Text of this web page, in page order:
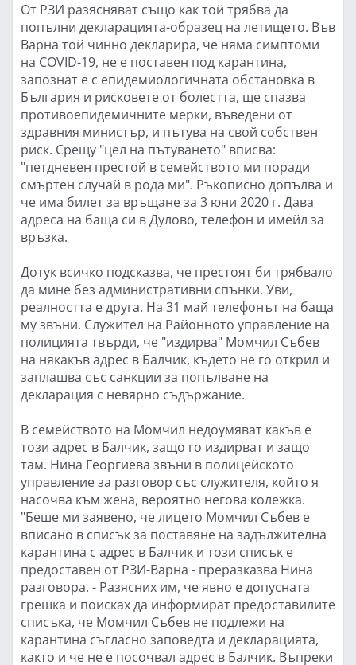
От РЗИ разясняват също как той трябва да
попълни декларацията-образец на летището. Във
Варна той чинно декларира, че няма симптоми
на COVID-19, не е поставен под карантина,
запознат е с епидемиологичната обстановка в
България и рисковете от болестта, ще спазва
противоепидемичните мерки, въведени от
здравния министър, и пътува на свой собствен
риск. Срещу "цел на пътуването" вписва:
"петдневен престой в семейството ми поради
смъртен случай в рода ми". Ръкописно допълва и
че има билет за връщане за 3 юни 2020 г. Дава
адреса на баща си в Дулово, телефон и имейл за
връзка.
Дотук всичко подсказва, че престоят би трябвало
да мине без административни спънки. Уви,
реалността е друга. На 31 май телефонът на баща
му звъни. Служител на Районното управление на
полицията твърди, че "издирва" Момчил Събев
на някакъв адрес в Балчик, където не го открил и
заплашва със санкции за попълване на
декларация с невярно съдържание.
В семейството на Момчил недоумяват какъв е
този адрес в Балчик, защо го издирват и защо
там. Нина Георгиева звъни в полицейското
управление за разговор със служителя, който я
насочва към жена, вероятно негова колежка.
"Беше ми заявено, че лицето Момчил Събев е
вписано в списък за поставяне на задължителна
карантина с адрес в Балчик и този списък е
предоставен от РЗИ-Варна - преразказва Нина
разговора. - Разясних им, че явно е допусната
грешка и поисках да информират предоставилите
списъка, че Момчил Събев не подлежи на
карантина съгласно заповедта и декларацията,
както и че не е посочвал адрес в Балчик. Въпреки